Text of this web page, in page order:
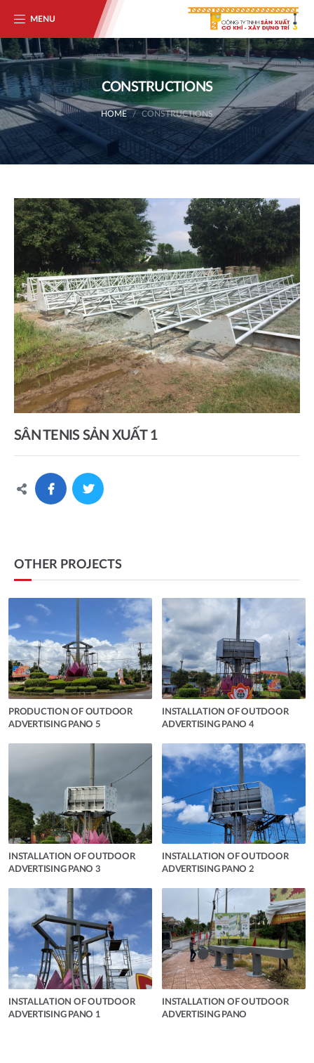
MENU
CONSTRUCTIONS
HOME CONSTRUCTIONS
SÂN TENIS SẢN XUẤT 1
OTHER PROJECTS
PRODUCTION OF OUTDOOR
ADVERTISING PANO 5
INSTALLATION OF OUTDOOR
ADVERTISING PANO 4
INSTALLATION OF OUTDOOR
ADVERTISING PANO 3
INSTALLATION OF OUTDOOR
ADVERTISING PANO 2
INSTALLATION OF OUTDOOR
ADVERTISING PANO 1
INSTALLATION OF OUTDOOR
ADVERTISING PANO